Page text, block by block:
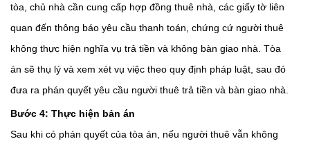
tòa, chủ nhà cần cung cấp hợp đồng thuê nhà, các giấy tờ liên
quan đến thông báo yêu cầu thanh toán, chứng cứ người thuê
không thực hiện nghĩa vụ trả tiền và không bàn giao nhà. Tòa
án sẽ thụ lý và xem xét vụ việc theo quy định pháp luật, sau đó
đưa ra phán quyết yêu cầu người thuê trả tiền và bàn giao nhà.
Bước 4: Thực hiện bản án
Sau khi có phán quyết của tòa án, nếu người thuê vẫn không